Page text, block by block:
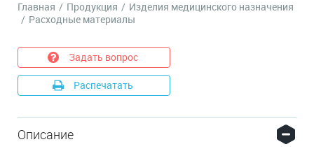
Главная / Продукция / Изделия медицинского назначения
/ Расходные материалы
Задать вопрос
Распечатать
Описание